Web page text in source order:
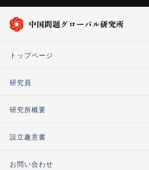
トップページ
研究員
研究所概要
設立趣意書
お問い合わせ